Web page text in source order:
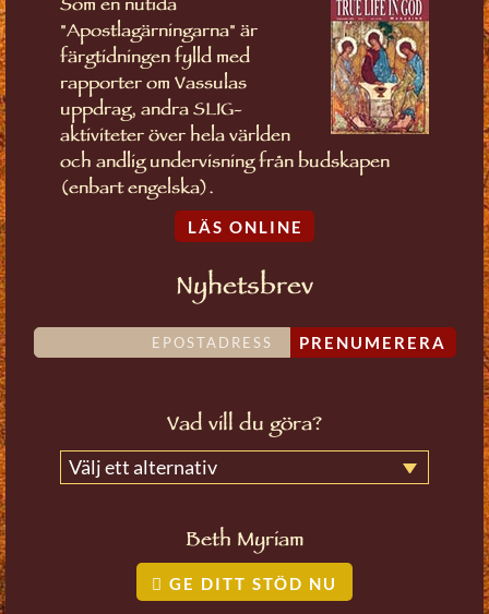
Som en nutida
"Apostlagärningarna" är
färgtidningen fylld med
rapporter om Vassulas
uppdrag, andra SLIG-
aktiviteter över hela världen
och andlig undervisning från budskapen
(enbart engelska).
LÄS ONLINE
Nyhetsbrev
PRENUMERERA
Vad vill du göra?
Välj ett alternativ
Beth Myriam
GE DITT STÖD NU